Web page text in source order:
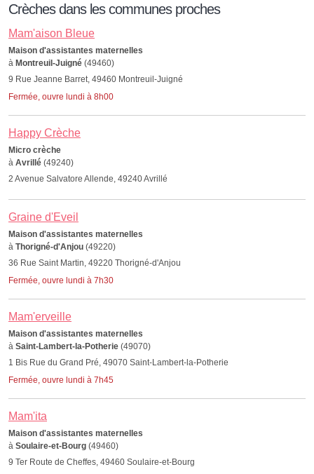
Crèches dans les communes proches
Mam'aison Bleue
Maison d'assistantes maternelles
à Montreuil-Juigné (49460)
9 Rue Jeanne Barret, 49460 Montreuil-Juigné
Fermée, ouvre lundi à 8h00
Happy Crèche
Micro crèche
à Avrillé (49240)
2 Avenue Salvatore Allende, 49240 Avrillé
Graine d'Eveil
Maison d'assistantes maternelles
à Thorigné-d'Anjou (49220)
36 Rue Saint Martin, 49220 Thorigné-d'Anjou
Fermée, ouvre lundi à 7h30
Mam'erveille
Maison d'assistantes maternelles
à Saint-Lambert-la-Potherie (49070)
1 Bis Rue du Grand Pré, 49070 Saint-Lambert-la-Potherie
Fermée, ouvre lundi à 7h45
Mam'ita
Maison d'assistantes maternelles
à Soulaire-et-Bourg (49460)
9 Ter Route de Cheffes, 49460 Soulaire-et-Bourg